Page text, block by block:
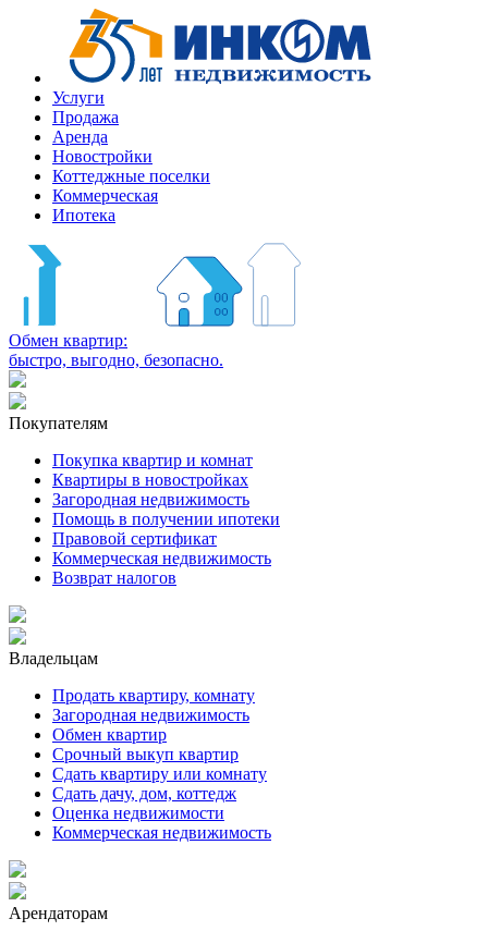
Услуги
Продажа
Аренда
Новостройки
Коттеджные поселки
Коммерческая
Ипотека
Обмен квартир:
быстро, выгодно, безопасно.
Покупателям
Покупка квартир и комнат
Квартиры в новостройках
Загородная недвижимость
Помощь в получении ипотеки
Правовой сертификат
Коммерческая недвижимость
Возврат налогов
Владельцам
Продать квартиру, комнату
Загородная недвижимость
Обмен квартир
Срочный выкуп квартир
Сдать квартиру или комнату
Сдать дачу, дом, коттедж
Оценка недвижимости
Коммерческая недвижимость
Арендаторам